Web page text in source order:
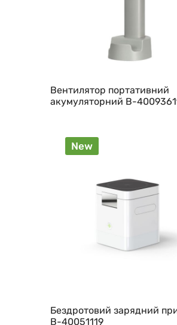
Вентилятор портативний
акумуляторний B-
New
Бездротовий зарядний
B-40051119